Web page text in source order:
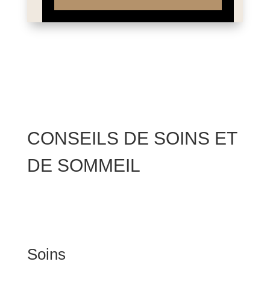
CONSEILS DE SOINS ET
DE SOMMEIL
Soins